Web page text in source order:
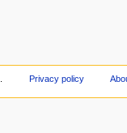
Privacy policy